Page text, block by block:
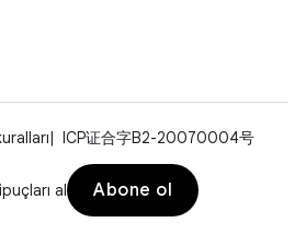
ICP证合字B2-20070004号
al
Abone ol